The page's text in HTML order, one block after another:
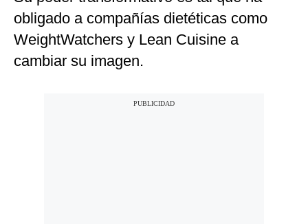
obligado a compañías dietéticas como
WeightWatchers y Lean Cuisine a
cambiar su imagen.